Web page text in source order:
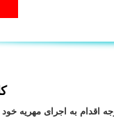
اقدام به اجرای مهریه